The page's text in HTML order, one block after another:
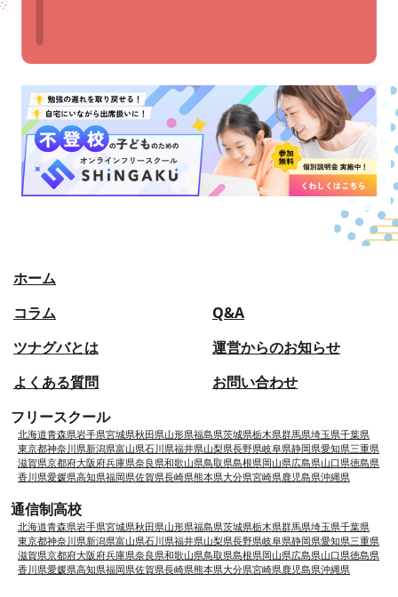
ホーム
コラム
Q&A
ツナグバとは
よくある質問
運営からのお知らせ
お問い合わせ
フリースクール
北海道青森県岩手県宮城県秋田県山形県福島県茨城県栃木県群馬県埼玉県千葉県
東京都神奈川県新潟県富山県石川県福井県山梨県長野県岐阜県静岡県愛知県三重県
滋賀県京都府大阪府兵庫県奈良県和歌山県鳥取県島根県岡山県広島県山口県徳島県
香川県愛媛県高知県福岡県佐賀県長崎県熊本県大分県宮崎県鹿児島県沖縄県
通信制高校
北海道青森県岩手県宮城県秋田県山形県福島県茨城県栃木県群馬県埼玉県千葉県
東京都神奈川県新潟県富山県石川県福井県山梨県長野県岐阜県静岡県愛知県三重県
滋賀県京都府大阪府兵庫県奈良県和歌山県鳥取県島根県岡山県広島県山口県徳島県
香川県愛媛県高知県福岡県佐賀県長崎県熊本県大分県宮崎県鹿児島県沖縄県